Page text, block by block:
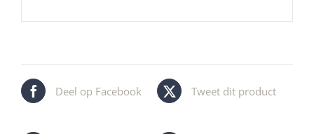
Deel op Facebook Tweet dit product